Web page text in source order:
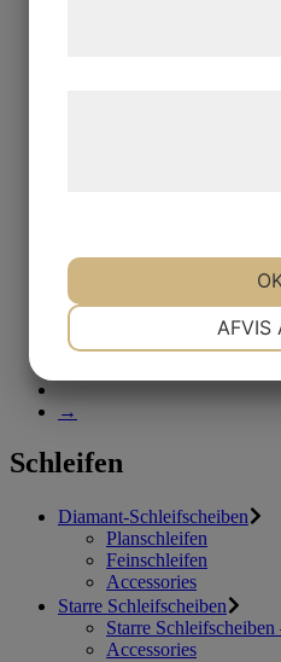
Kaufen
→
Schleifen
Diamant-Schleifscheiben
Planschleifen
Feinschleifen
Accessories
Starre Schleifscheiben
Starre
Accessories
AFVIS